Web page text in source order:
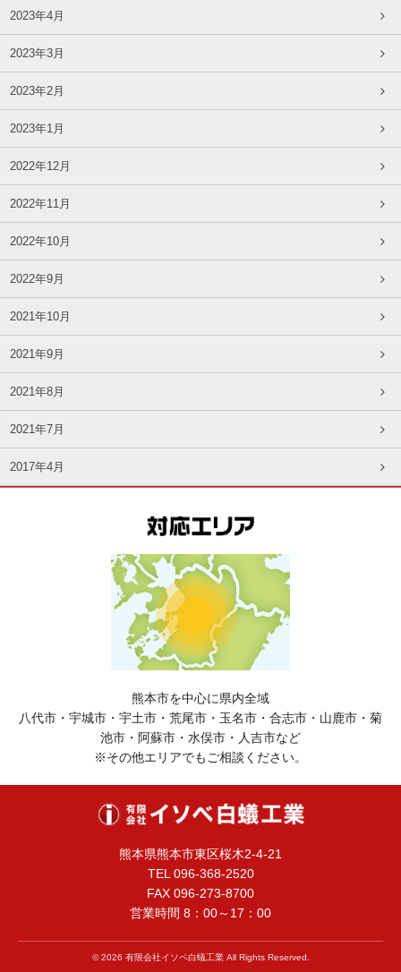
2023年4月
2023年3月
2023年2月
2023年1月
2022年12月
2022年11月
2022年10月
2022年9月
2021年10月
2021年9月
2021年8月
2021年7月
2017年4月
熊本市を中心に県内全域
八代市・宇城市・宇土市・荒尾市・玉名市・合志市・山鹿市・菊
池市・阿蘇市・水俣市・人吉市など
※その他エリアでもご相談ください。
熊本県熊本市東区桜木2-4-21
TEL 096-368-2520
FAX 096-273-8700
営業時間 8：00～17：00
© 2026 有限会社イソベ白蟻工業 All Rights Reserved.